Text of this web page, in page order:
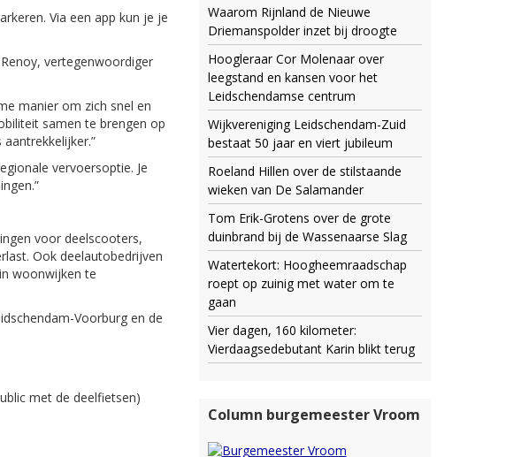
Via een app kun je je
vertegenwoordiger
manier om zich snel en
samen te brengen op
vervoersoptie. Je
voor deelscooters,
Ook deelautobedrijven
woonwijken te
Voorburg en de
met de deelfietsen)
Waarom Rijnland de Nieuwe
Driemanspolder inzet bij droogte
Hoogleraar Cor Molenaar over
leegstand en kansen voor het
Leidschendamse centrum
Wijkvereniging Leidschendam-Zuid
bestaat 50 jaar en viert jubileum
Roeland Hillen over de stilstaande
wieken van De Salamander
Tom Erik-Grotens over de grote
duinbrand bij de Wassenaarse Slag
Watertekort: Hoogheemraadschap
roept op zuinig met water om te
gaan
Vier dagen, 160 kilometer:
Vierdaagsedebutant Karin blikt terug
Column burgemeester Vroom